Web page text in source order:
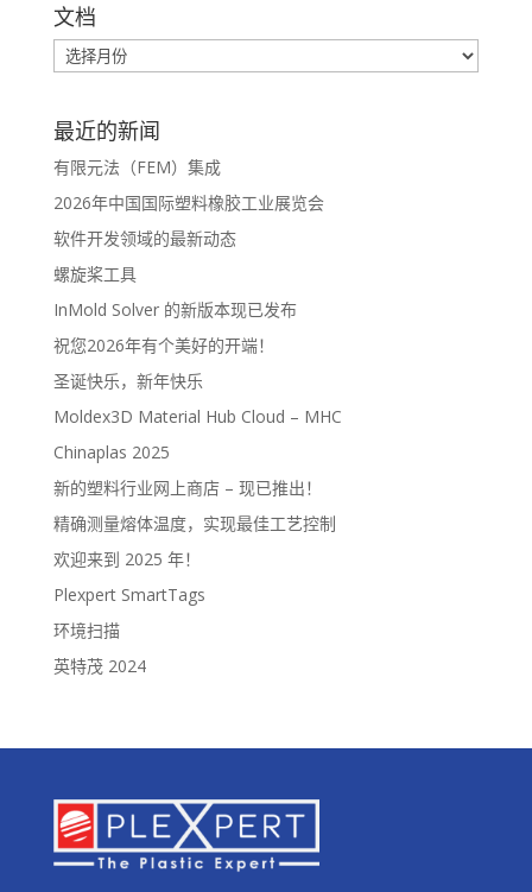
文档
最近的新闻
有限元法（FEM）集成
2026年中国国际塑料橡胶工业展览会
软件开发领域的最新动态
螺旋桨工具
InMold Solver 的新版本现已发布
祝您2026年有个美好的开端！
圣诞快乐，新年快乐
Moldex3D Material Hub Cloud – MHC
Chinaplas 2025
新的塑料行业网上商店 – 现已推出！
精确测量熔体温度，实现最佳工艺控制
欢迎来到 2025 年！
Plexpert SmartTags
环境扫描
英特茂 2024